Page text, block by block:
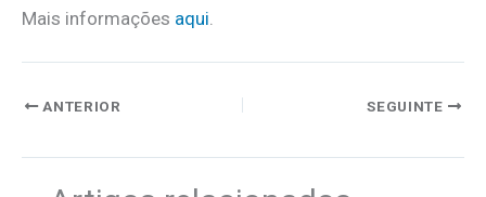
Mais informações aqui.
ANTERIOR SEGUINTE